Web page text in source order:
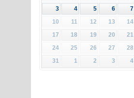
3
4 5 6 7
10
11 12 13 14
17
18 19 20 21
24
25 26 27 28
31
1 2 3 4